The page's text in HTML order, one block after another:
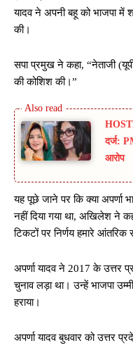
यादव ने अपनी बहू को भाजपा में
की।
सपा प्रमुख ने कहा, “नेताजी
की कोशिश की।”
दर्ज:
आरोप
यह पूछे जाने पर कि क्या अपर्णा
नहीं दिया गया था, अखिलेश ने
टिकटों पर निर्णय हमारे आंतरिक
अपर्णा यादव ने 2017 के
चुनाव लड़ा था। उन्हें भाजपा
हराया।
अपर्णा यादव बुधवार को उत्तर